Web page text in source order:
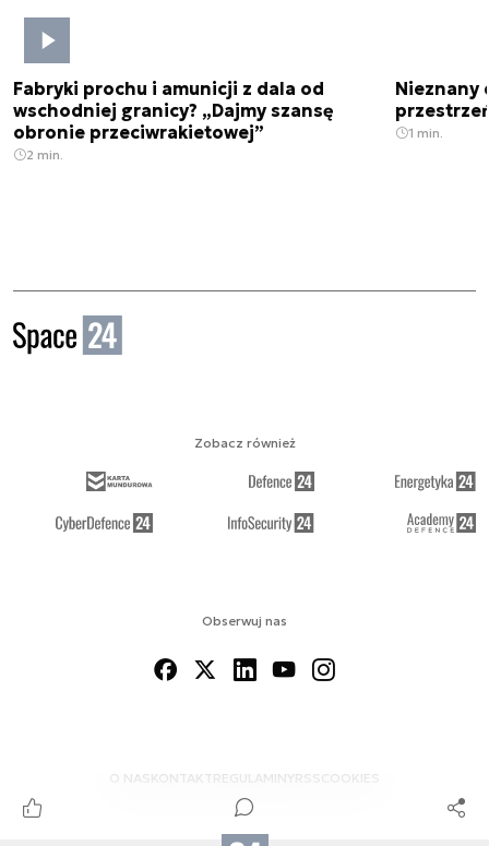
Fabryki prochu i amunicji z dala od
wschodniej granicy? „Dajmy szansę
obronie przeciwrakietowej”
2 min.
Nieznany
1 min.
Obserwuj nas
O NAS KONTAKTREGULAMINYRSS COOKIES
Zobacz również